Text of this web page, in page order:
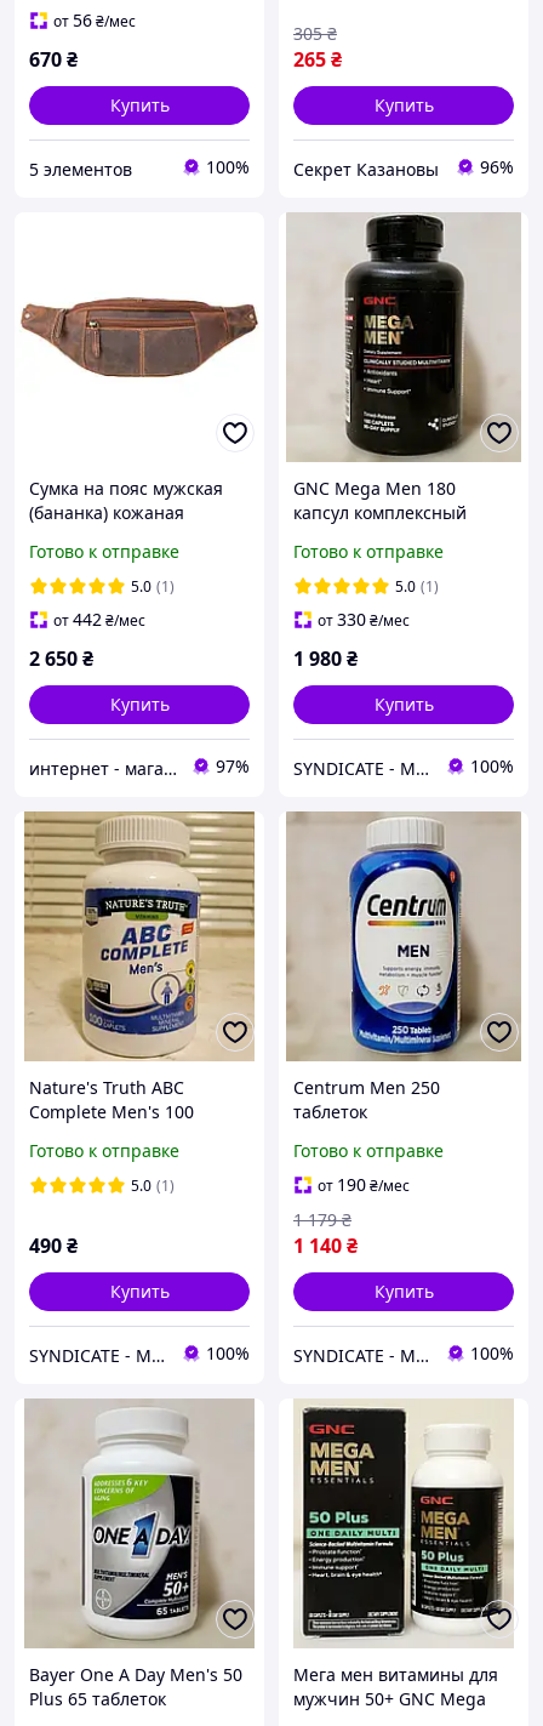
от56₴/мес
670₴
Купить
5 элементов 100%
265₴
305 ₴
Купить
Cекрет Казановы 96%
Сумка на пояс мужская
(бананка) кожаная
Large (Oil Tan)
коричневая
Готово к отправке
5.0 (1)
от442₴/мес
2 650₴
Купить
интернет - магазин "Galantereya" 97%
GNC Mega Men 180
капсул комплексный
минеральный комплекс
для мужчин
Готово к отправке
5.0 (1)
от330₴/мес
1 980₴
Купить
SYNDICATE - Магазин спортивного питания 100%
Nature's Truth ABC
Complete Men's 100
комплекс для мужчин,
поддержка здоровья и
Готово к отправке
5.0 (1)
490₴
Купить
SYNDICATE - Магазин спортивного питания 100%
Centrum Men 250
таблеток
комплекс для мужчин
Готово к отправке
от 190₴/мес
1 140₴
1 179 ₴
Купить
SYNDICATE - Магазин спортивного питания 100%
Bayer One A Day Men's 50
Plus 65 таблеток
Мега мен витамины для
мужчин 50+ GNC Mega